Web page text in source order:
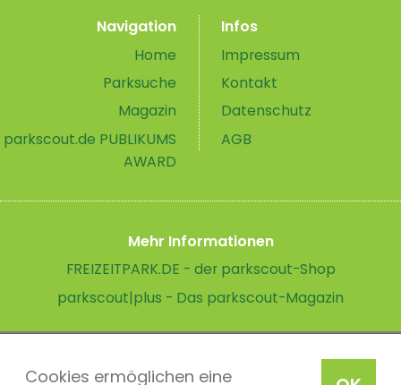
Cookies ermöglichen eine
Navigation
Home
Parksuche
Magazin
parkscout.de PUBLIKUMS
AWARD
Infos
Impressum
Kontakt
Datenschutz
AGB
Mehr Informationen
FREIZEITPARK.DE - der parkscout-Shop
parkscout|plus - Das parkscout-Magazin